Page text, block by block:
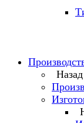
Назад